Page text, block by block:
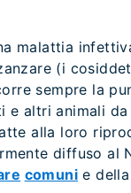
malattia
(i
sempre la
e altri animali
alla loro
diffuso al
comuni e della